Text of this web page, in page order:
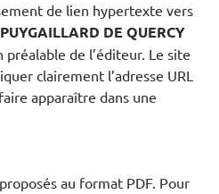
de lien hypertexte vers
PUYGAILLARD DE QUERCY
de l’éditeur. Le site
clairement l’adresse URL
apparaître dans une
au format PDF. Pour